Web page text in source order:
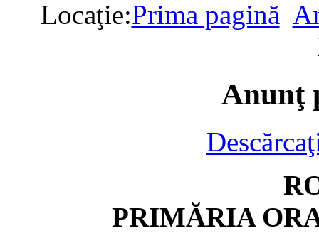
Locaţie:Prima pagină
Anunţ
PRIMĂRIA